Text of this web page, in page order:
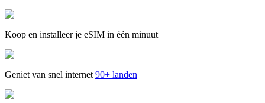
Koop en installeer je eSIM in één minuut
Geniet van snel internet 90+ landen